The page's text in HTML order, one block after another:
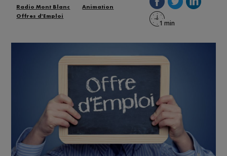
Radio Mont Blanc
Animation
Offres d'Emploi